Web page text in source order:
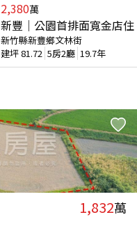
2,380萬
新豐｜公園首排面寬金店住
新竹縣新豐鄉文林街
建坪81.72 5房2廳 19.7年
1,832萬